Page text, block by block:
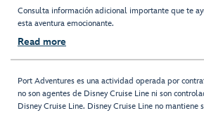
Consulta información adicional importante que te
esta aventura emocionante.
Read more
Port Adventures es una actividad operada por
no son agentes de Disney Cruise Line ni son
Disney Cruise Line. Disney Cruise Line no mantiene